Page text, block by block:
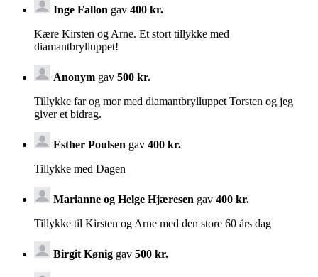
Inge Fallon gav 400 kr.
Kære Kirsten og Arne. Et stort tillykke med
diamantbrylluppet!
Anonym gav 500 kr.
Tillykke far og mor med diamantbrylluppet Torsten og jeg
giver et bidrag.
Esther Poulsen gav 400 kr.
Tillykke med Dagen
Marianne og Helge Hjæresen gav 400 kr.
Tillykke til Kirsten og Arne med den store 60 års dag
Birgit Kønig gav 500 kr.